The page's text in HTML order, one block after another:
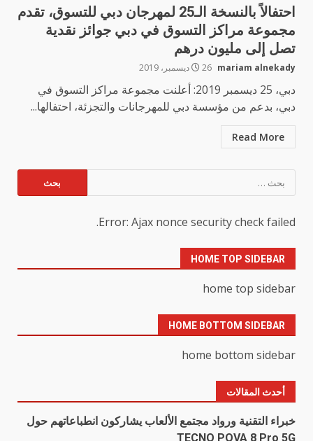
احتفالاً بالنسخة الـ25 لمهرجان دبي للتسوق، تقدم
مجموعة مراكز التسوق في دبي جوائز نقدية
تصل إلى مليون درهم
mariam alnekady 26 ديسمبر، 2019
دبي، 25 ديسمبر 2019: أعلنت مجموعة مراكز التسوق في
دبي، بدعم من مؤسسة دبي للمهرجانات والتجزئة، احتفالها...
Read More
عن:
Error: Ajax nonce security check failed.
HOME TOP SIDEBAR
home top sidebar
HOME BOTTOM SIDEBAR
home bottom sidebar
أحدث المقالات
خبراء التقنية ورواد مجتمع الألعاب يشاركون انطباعاتهم حول
TECNO POVA 8 Pro 5G